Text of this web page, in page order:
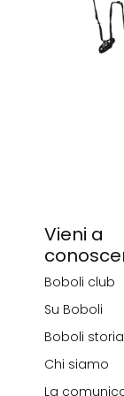
Vieni a
Boboli club
Su Boboli
Boboli storia
Chi siamo
La